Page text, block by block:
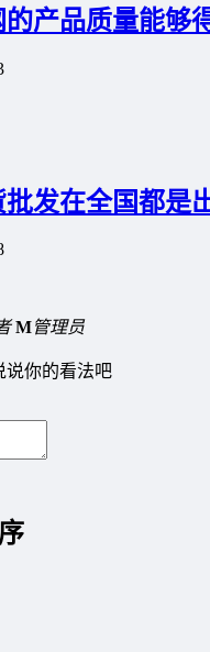
的产品质量能够
批发在全国都是
M管理员
说你的看法吧